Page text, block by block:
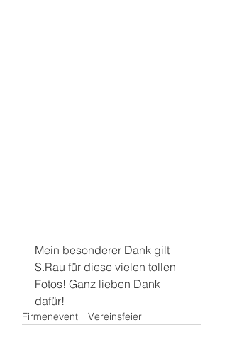
Mein besonderer Dank gilt
S.Rau für diese vielen tollen
Fotos! Ganz lieben Dank
dafür!
Firmenevent || Vereinsfeier